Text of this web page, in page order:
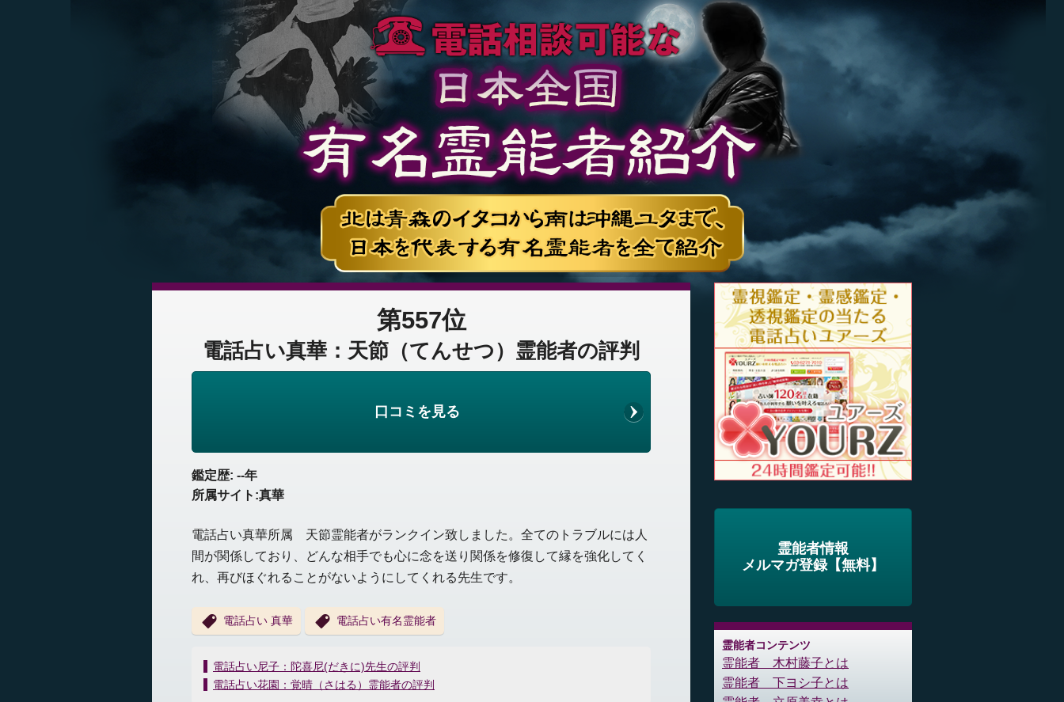
第557位
電話占い真華：天節（てんせつ）霊能者の評判
口コミを見る
鑑定歴: --年
所属サイト:真華
電話占い真華所属 天節霊能者がランクイン致しました。全てのトラブルには人
間が関係しており、どんな相手でも心に念を送り関係を修復して縁を強化してく
れ、再びほぐれることがないようにしてくれる先生です。
電話占い 真華 電話占い有名霊能者
投
稿
電話占い尼子：陀喜尼(だきに)先生の評判
電話占い花園：覚晴（さはる）霊能者の評判
霊能者情報
メルマガ登録【無料】
霊能者コンテンツ
霊能者 木村藤子とは
霊能者 下ヨシ子とは